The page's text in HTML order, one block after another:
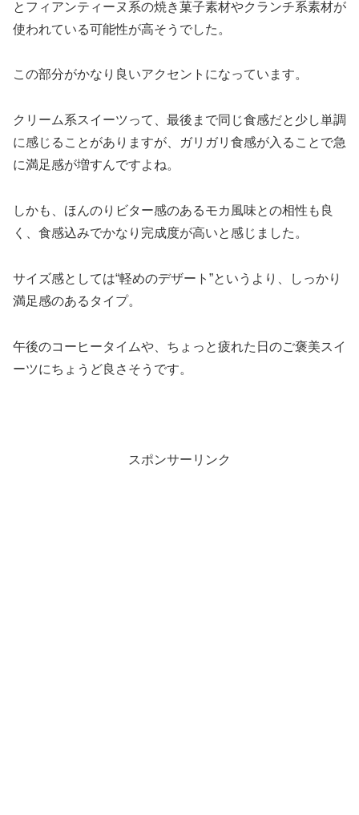
とフィアンティーヌ系の焼き菓子素材やクランチ系素材が
使われている可能性が高そうでした。
この部分がかなり良いアクセントになっています。
クリーム系スイーツって、最後まで同じ食感だと少し単調
に感じることがありますが、ガリガリ食感が入ることで急
に満足感が増すんですよね。
しかも、ほんのりビター感のあるモカ風味との相性も良
く、食感込みでかなり完成度が高いと感じました。
サイズ感としては“軽めのデザート”というより、しっかり
満足感のあるタイプ。
午後のコーヒータイムや、ちょっと疲れた日のご褒美スイ
ーツにちょうど良さそうです。
スポンサーリンク